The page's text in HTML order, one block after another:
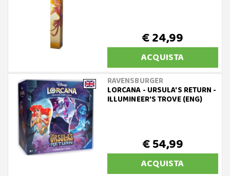
€ 24,99
ACQUISTA
RAVENSBURGER
LORCANA - URSULA'S RETURN -
ILLUMINEER'S TROVE (ENG)
€ 54,99
ACQUISTA